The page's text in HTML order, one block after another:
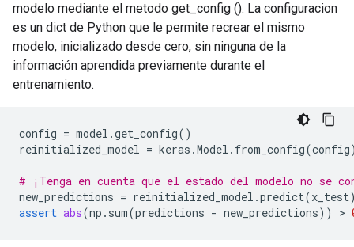
modelo mediante el metodo get_config (). La configuracion
es un dict de Python que le permite recrear el mismo
modelo, inicializado desde cero, sin ninguna de la
información aprendida previamente durante el
entrenamiento.
config = model .get_config()
reinitialized_model = keras .Model . from_config(config
# ¡Tenga en cuenta que el estado del modelo no se
new_predictions = reinitialized_model .predict(x_test
assert abs(np . sum(predictions - new_predictions)) >